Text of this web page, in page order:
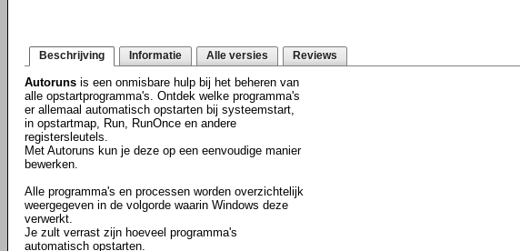
Beschrijving Informatie Alle versies Reviews
Autoruns is een onmisbare hulp bij het beheren van
alle opstartprogramma's. Ontdek welke programma's
er allemaal automatisch opstarten bij systeemstart,
in opstartmap, Run, RunOnce en andere
registersleutels.
Met Autoruns kun je deze op een eenvoudige manier
bewerken.
Alle programma's en processen worden overzichtelijk
weergegeven in de volgorde waarin Windows deze
verwerkt.
Je zult verrast zijn hoeveel programma's
automatisch opstarten.